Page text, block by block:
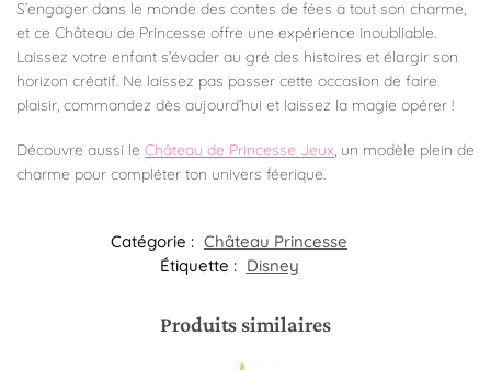
S’engager dans le monde des contes de fées a tout son charme,
et ce Château de Princesse offre une expérience inoubliable.
Laissez votre enfant s’évader au gré des histoires et élargir son
horizon créatif. Ne laissez pas passer cette occasion de faire
plaisir, commandez dès aujourd’hui et laissez la magie opérer !
Découvre aussi le Château de Princesse Jeux , un modèle plein de
charme pour compléter ton univers féerique.
Catégorie : Château Princesse
Étiquette : Disney
Produits similaires